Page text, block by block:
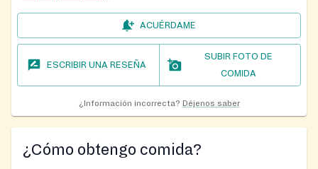
ACUÉRDAME
ESCRIBIR UNA RESEÑA
SUBIR FOTO DE
COMIDA
¿Información incorrecta? Déjenos saber
¿Cómo obtengo comida?